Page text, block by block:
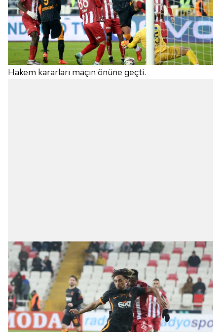
Hakem kararları maçın önüne geçti.